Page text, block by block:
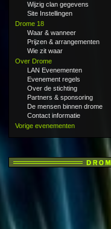
Wijzig clan gegevens
Site Instellingen
Drome 18
Waar & wanneer
Prijzen & arrangementen
Wie zit waar
Over Drome
LAN Evenementen
Evenement regels
Over de stichting
Partners & sponsoring
De mensen binnen drome
Contact informatie
Vorige evenementen